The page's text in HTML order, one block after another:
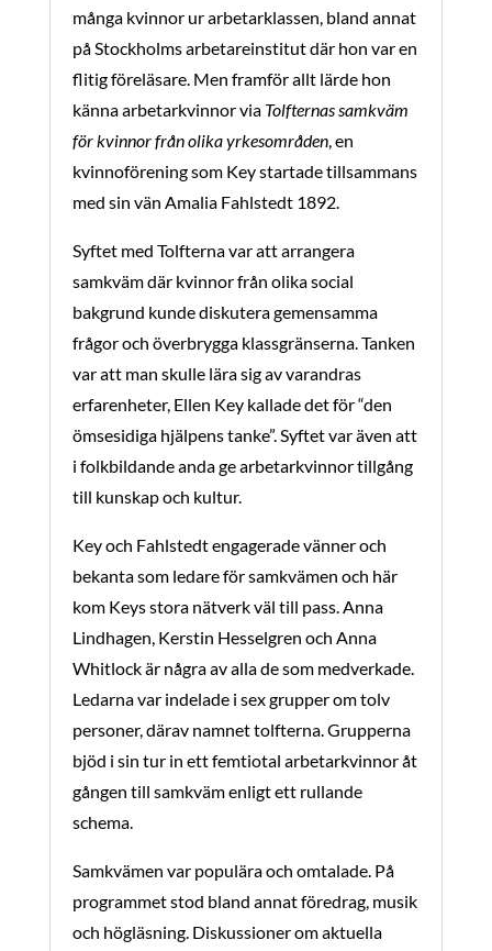
många kvinnor ur arbetarklassen, bland annat
på Stockholms arbetareinstitut där hon var en
flitig föreläsare. Men framför allt lärde hon
känna arbetarkvinnor via Tolfternas samkväm
för kvinnor från olika yrkesområden, en
kvinnoförening som Key startade tillsammans
med sin vän Amalia Fahlstedt 1892.
Syftet med Tolfterna var att arrangera
samkväm där kvinnor från olika social
bakgrund kunde diskutera gemensamma
frågor och överbrygga klassgränserna. Tanken
var att man skulle lära sig av varandras
erfarenheter, Ellen Key kallade det för “den
ömsesidiga hjälpens tanke”. Syftet var även att
i folkbildande anda ge arbetarkvinnor tillgång
till kunskap och kultur.
Key och Fahlstedt engagerade vänner och
bekanta som ledare för samkvämen och här
kom Keys stora nätverk väl till pass. Anna
Lindhagen, Kerstin Hesselgren och Anna
Whitlock är några av alla de som medverkade.
Ledarna var indelade i sex grupper om tolv
personer, därav namnet tolfterna. Grupperna
bjöd i sin tur in ett femtiotal arbetarkvinnor åt
gången till samkväm enligt ett rullande
schema.
Samkvämen var populära och omtalade. På
programmet stod bland annat föredrag, musik
och högläsning. Diskussioner om aktuella